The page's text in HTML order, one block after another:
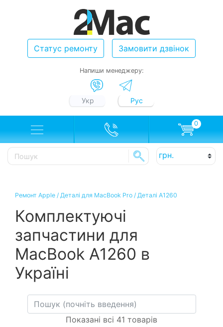
Статус ремонту Замовити дзвінок
Напиши менеджеру:
Укр Рус
0
Ремонт Apple / Деталі для MacBook Pro / Деталі A1260
Комплектуючі
запчастини для
MacBook A1260 в
Україні
Показані всі 41 товарів